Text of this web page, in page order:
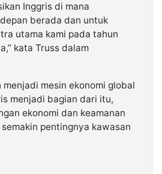
Inggris di mana
berada dan untuk
utama kami pada tahun
kata Truss dalam
menjadi mesin ekonomi global
menjadi bagian dari itu,
ekonomi dan keamanan
pentingnya kawasan